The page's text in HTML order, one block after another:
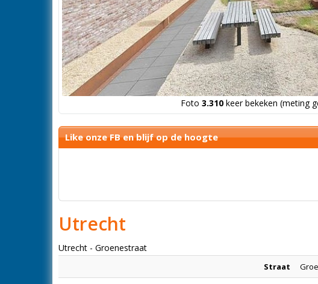
Foto 3.310keer bekeken (meting
Like onze FB en blijf op de hoogte
Utrecht
Utrecht - Groenestraat
Straat